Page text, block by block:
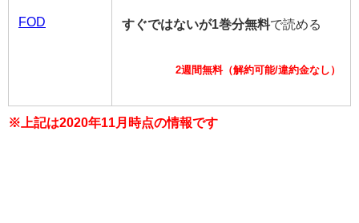
FOD すぐではないが1巻分無料で読める
2週間無料（解約可能/違約金なし）
※上記は2020年11月時点の情報です